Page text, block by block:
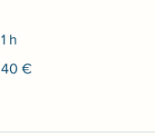
1 h
euros
40 €